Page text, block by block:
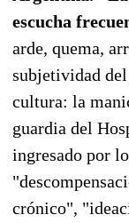
escucha
arde, quema,
subjetividad del
cultura: la
guardia del
ingresado por
crónico",